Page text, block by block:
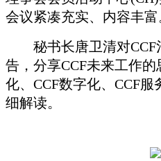
会议紧凑充实、内容丰富
秘书长唐卫清对
告，分享CCF未来工作的
化、CCF数字化、CCF
细解读。